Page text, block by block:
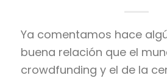
Ya comentamos hace
buena relación que el
crowdfunding y el de la